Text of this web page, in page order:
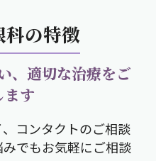
科の特徴
、適切な治療をご
ます
コンタクトのご相談
でもお気軽にご相談